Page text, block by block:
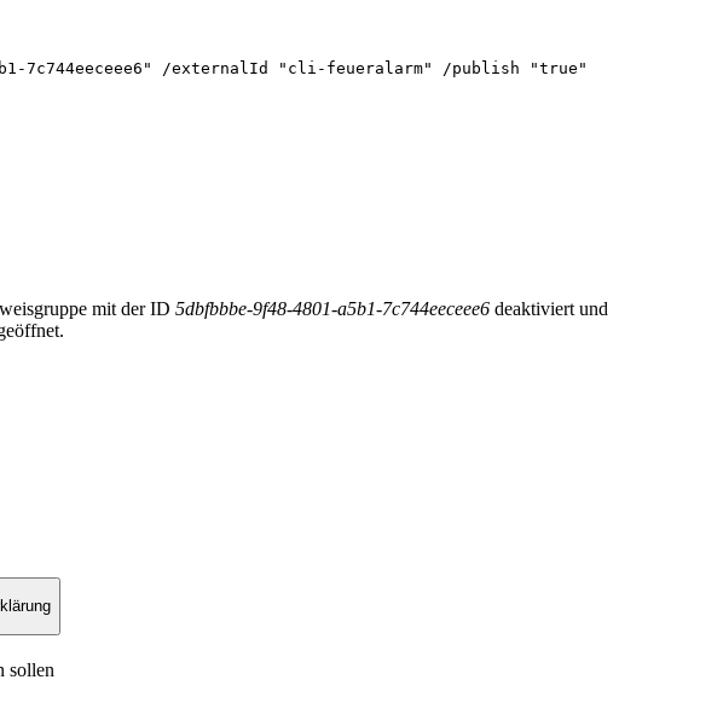
7c744eeceee6" /externalId "cli-feueralarm" /publish "true"
mit der ID 5dbfbbbe-9f48-4801-a5b1-7c744eeceee6 deaktiviert und
sollen